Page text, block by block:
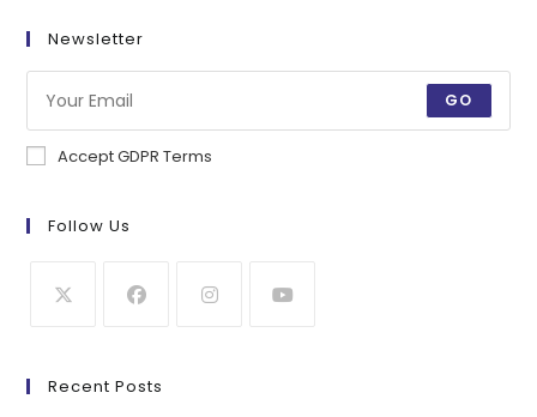
Newsletter
GO
Accept GDPR Terms
Follow Us
Recent Posts